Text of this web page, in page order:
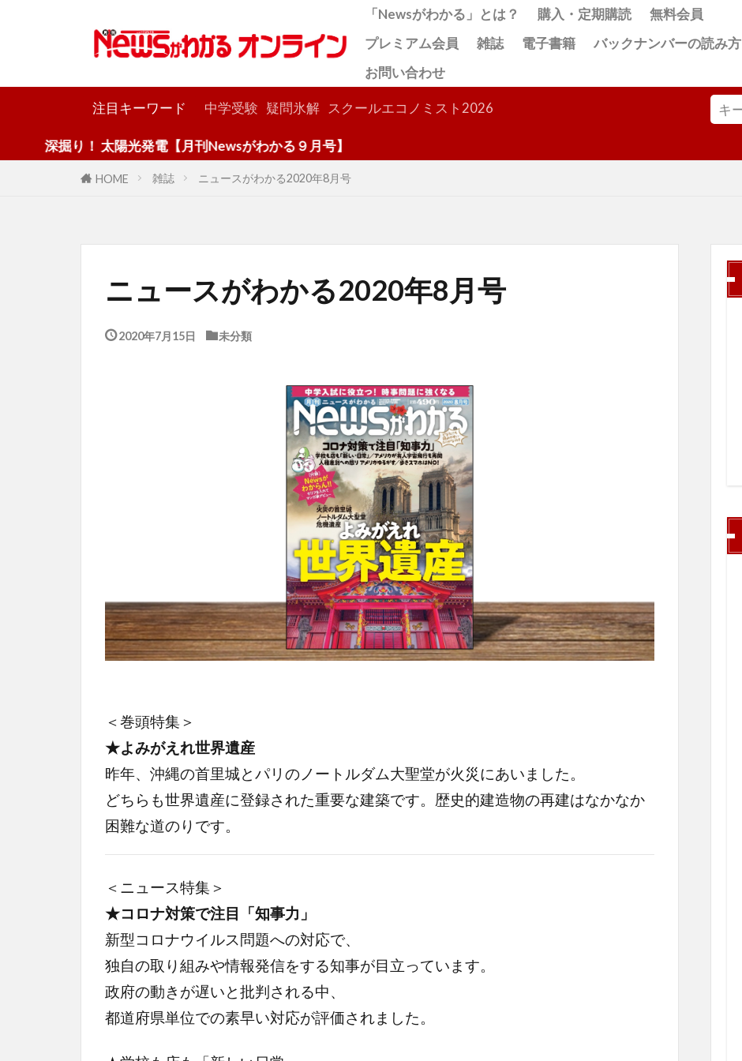
「Newsがわかる」とは？ 購入・定期購読
無料会員
プレミアム会員
雑誌 電子書籍
バックナンバーの読み方
お問い合わせ
注目キーワード 中学受験 疑問氷解 スクールエコノミスト2026
！ 太陽光発電【月刊Newsがわかる９月号】
HOME 雑誌 ニュースがわかる2020年8月号
ニュースがわかる2020年8月号
2020年7月15日 未分類
＜巻頭特集＞
★よみがえれ世界遺産
昨年、沖縄の首里城とパリのノートルダム大聖堂が火災にあいました。
どちらも世界遺産に登録された重要な建築です。歴史的建造物の再建はなかなか
困難な道のりです。
＜ニュース特集＞
★コロナ対策で注目「知事力」
新型コロナウイルス問題への対応で、
独自の取り組みや情報発信をする知事が目立っています。
政府の動きが遅いと批判される中、
都道府県単位での素早い対応が評価されました。
検索